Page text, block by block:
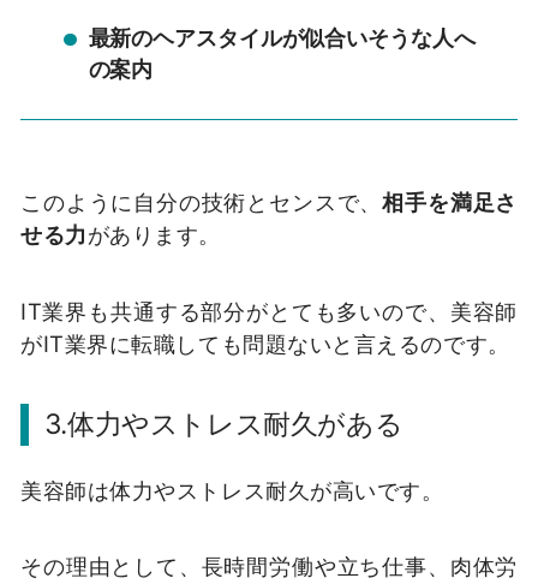
最新のヘアスタイルが似合いそうな人へ
の案内
このように自分の技術とセンスで、相手を満足さ
せる力があります。
IT業界も共通する部分がとても多いので、美容師
がIT業界に転職しても問題ないと言えるのです。
3.体力やストレス耐久がある
美容師は体力やストレス耐久が高いです。
その理由として、長時間労働や立ち仕事、肉体労